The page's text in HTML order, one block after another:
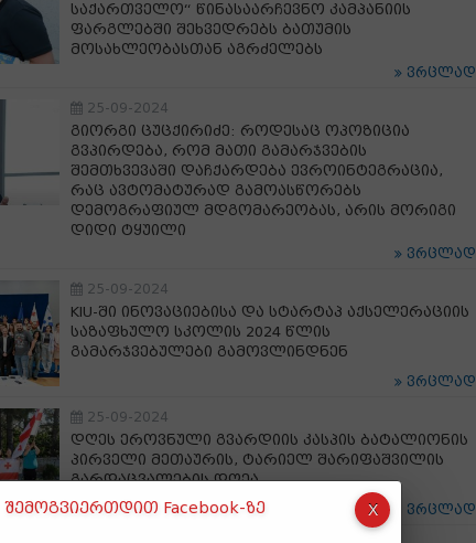
საქართველო“ წინასაარჩევნო კამპანიის
ფარგლებში შეხვედრებს ბათუმის
მოსახლეობასთან აგრძელებს
ვრცლად
25-09-2024
გიორგი ცუცქირიძე: როდესაც ოპოზიცია
გვპირდება, რომ მათი გამარჯვების
შემთხვევაში დაჩქარდება ევროინტეგრაცია,
რაც ავტომატურად გამოასწორებს
დემოგრაფიულ მდგომარეობას, არის მორიგი
დიდი ტყუილი
ვრცლად
25-09-2024
KIU-ში ინოვაციებისა და სტარტაპ აქსელერაციის
საზაფხულო სკოლის 2024 წლის
გამარჯვებულები გამოვლინდნენ
ვრცლად
25-09-2024
დღეს ეროვნული გვარდიის კასპის ბატალიონის
პირველი მეთაურის, ტარიელ შარიფაშვილის
გარდაცვალების დღეა
ვრცლად
შემოგვიერთდით Facebook-ზე